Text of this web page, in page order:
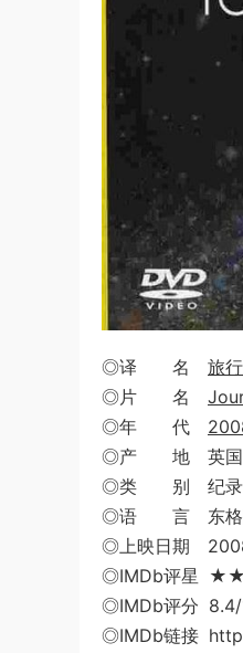
◎译 名 旅
◎片 名
◎年 代
◎产 地 英国
◎类 别 纪录
◎语 言 东格
◎上映日期
◎IMDb评星
◎IMDb评分 8.4/
◎IMDb链接